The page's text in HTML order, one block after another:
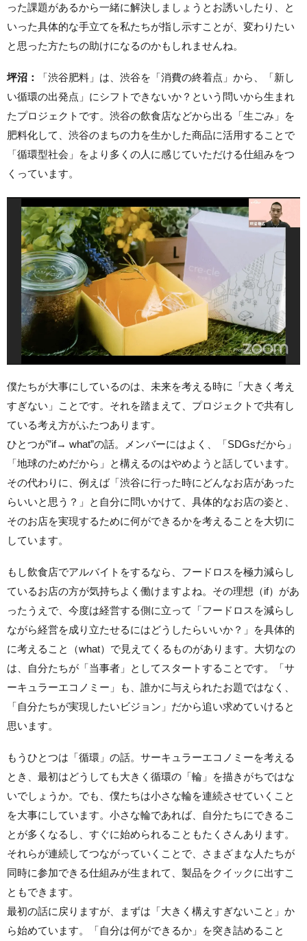
った課題があるから一緒に解決しましょうとお誘いしたり、と
いった具体的な手立てを私たちが指し示すことが、変わりたい
と思った方たちの助けになるのかもしれませんね。
坪沼：
「渋谷肥料」は、渋谷を「消費の終着点」から、「新し
い循環の出発点」にシフトできないか？という問いから生まれ
たプロジェクトです。渋谷の飲食店などから出る「生ごみ」を
肥料化して、渋谷のまちの力を生かした商品に活用することで
「循環型社会」をより多くの人に感じていただける仕組みをつ
くっています。
僕たちが大事にしているのは、未来を考える時に「大きく考え
すぎない」ことです。それを踏まえて、プロジェクトで共有し
ている考え方がふたつあります。
ひとつが”if→ what”の話。メンバーにはよく、「SDGsだから」
「地球のためだから」と構えるのはやめようと話しています。
その代わりに、例えば「渋谷に行った時にどんなお店があった
らいいと思う？」と自分に問いかけて、具体的なお店の姿と、
そのお店を実現するために何ができるかを考えることを大切に
しています。
もし飲食店でアルバイトをするなら、フードロスを極力減らし
ているお店の方が気持ちよく働けますよね。その理想（if）があ
ったうえで、今度は経営する側に立って「フードロスを減らし
ながら経営を成り立たせるにはどうしたらいいか？」を具体的
に考えること（what）で見えてくるものがあります。大切なの
は、自分たちが「当事者」としてスタートすることです。「サ
ーキュラーエコノミー」も、誰かに与えられたお題ではなく、
「自分たちが実現したいビジョン」だから追い求めていけると
思います。
もうひとつは「循環」の話。サーキュラーエコノミーを考える
とき、最初はどうしても大きく循環の「輪」を描きがちではな
いでしょうか。でも、僕たちは小さな輪を連続させていくこと
を大事にしています。小さな輪であれば、自分たちにできるこ
とが多くなるし、すぐに始められることもたくさんあります。
それらが連続してつながっていくことで、さまざまな人たちが
同時に参加できる仕組みが生まれて、製品をクイックに出すこ
ともできます。
最初の話に戻りますが、まずは「大きく構えすぎないこと」か
ら始めています。「自分は何ができるか」を突き詰めること